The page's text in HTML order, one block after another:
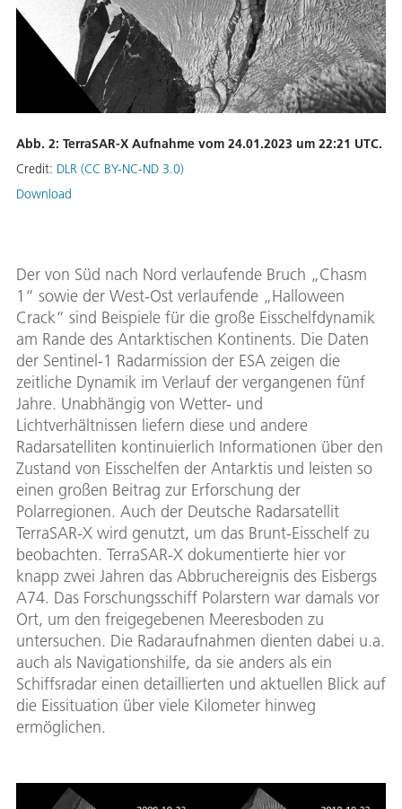
Abb. 2: TerraSAR-X Aufnahme vom 24.01.2023 um 22:21 UTC.
Credit: DLR (CC BY-NC-ND 3.0)
Download
Der von Süd nach Nord verlaufende Bruch „Chasm
1“ sowie der West-Ost verlaufende „Halloween
Crack“ sind Beispiele für die große Eisschelfdynamik
am Rande des Antarktischen Kontinents. Die Daten
der Sentinel-1 Radarmission der ESA zeigen die
zeitliche Dynamik im Verlauf der vergangenen fünf
Jahre. Unabhängig von Wetter- und
Lichtverhältnissen liefern diese und andere
Radarsatelliten kontinuierlich Informationen über den
Zustand von Eisschelfen der Antarktis und leisten so
einen großen Beitrag zur Erforschung der
Polarregionen. Auch der Deutsche Radarsatellit
TerraSAR-X wird genutzt, um das Brunt-Eisschelf zu
beobachten. TerraSAR-X dokumentierte hier vor
knapp zwei Jahren das Abbruchereignis des Eisbergs
A74. Das Forschungsschiff Polarstern war damals vor
Ort, um den freigegebenen Meeresboden zu
untersuchen. Die Radaraufnahmen dienten dabei u.a.
auch als Navigationshilfe, da sie anders als ein
Schiffsradar einen detaillierten und aktuellen Blick auf
die Eissituation über viele Kilometer hinweg
ermöglichen.